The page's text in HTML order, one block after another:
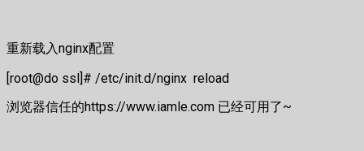
重新载入nginx配置
[root@do ssl]# /etc/init.d/nginx reload
浏览器信任的https://www.iamle.com 已经可用了~